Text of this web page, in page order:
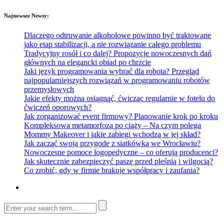
Najnowsze Newsy:
Dlaczego odtruwanie alkoholowe powinno być traktowane
jako etap stabilizacji, a nie rozwiązanie całego problemu
Tradycyjny rosół i co dalej? Propozycje nowoczesnych dań
głównych na elegancki obiad po chrzcie
Jaki język programowania wybrać dla robota? Przegląd
najpopularniejszych rozwiązań w programowaniu robotów
przemysłowych
Jakie efekty można osiągnąć, ćwicząc regularnie w fotelu do
ćwiczeń oporowych?
Jak zorganizować event firmowy? Planowanie krok po kroku
Kompleksowa metamorfoza po ciąży – Na czym polega
Mommy Makeover i jakie zabiegi wchodzą w jej skład?
Jak zacząć swoją przygodę z siatkówką we Wrocławiu?
Nowoczesne pomoce logopedyczne – co oferują producenci?
Jak skutecznie zabezpieczyć paszę przed pleśnią i wilgocią?
Co zrobić, gdy w firmie brakuje współpracy i zaufania?